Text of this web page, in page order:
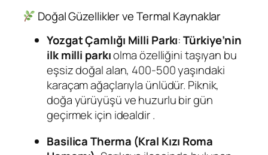
Doğal Güzellikler ve Termal Kaynaklar
Yozgat Çamlığı Milli Parkı:Türkiye’nin
ilk milli parkıolma özelliğini taşıyan bu
eşsiz doğal alan, 400-500 yaşındaki
karaçam ağaçlarıyla ünlüdür. Piknik,
doğa yürüyüşü ve huzurlu bir gün
geçirmek için idealdir.
Basilica Therma (Kral Kızı Roma